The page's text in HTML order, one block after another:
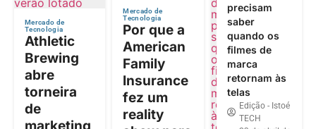
Mercado de
Tecnologia
Athletic
Brewing
abre
torneira
de
marketing
Mercado de
Tecnologia
Por que a
American
Family
Insurance
fez um
reality
precisam
saber
quando os
filmes de
marca
retornam às
telas
Edição - Istoé
TECH